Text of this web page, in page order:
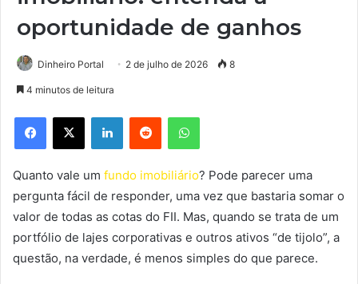
oportunidade de ganhos
Dinheiro Portal 2 de julho de 2026 8
4 minutos de leitura
Facebook
X LinkedinReddit WhatsApp
Quanto vale um fundo imobiliário? Pode parecer uma
pergunta fácil de responder, uma vez que bastaria somar o
valor de todas as cotas do FII. Mas, quando se trata de um
portfólio de lajes corporativas e outros ativos “de tijolo”, a
questão, na verdade, é menos simples do que parece.